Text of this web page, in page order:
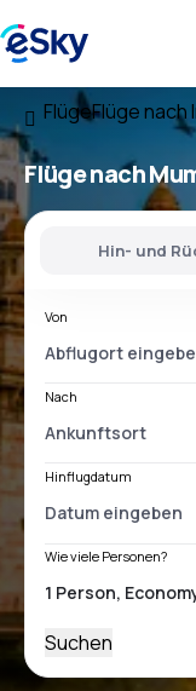
FlügeFlüge nach
Flüge nach
Hin- und
Von
Nach
Hinflugdatum
Wie viele Personen?
Suchen